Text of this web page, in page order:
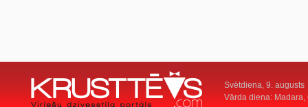
Svētdiena, 9. augusts
Vārda diena: Madara,